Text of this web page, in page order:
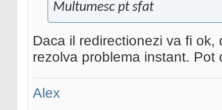
Multumesc pt sfat
Daca il redirectionezi va fi
rezolva problema instant. Pot
Alex